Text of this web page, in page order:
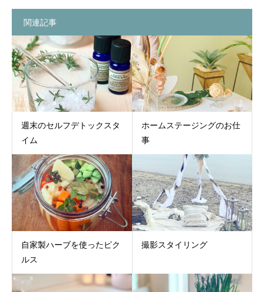
関連記事
週末のセルフデトックスタ
イム
ホームステージングのお仕
事
自家製ハーブを使ったピク
ルス
撮影スタイリング